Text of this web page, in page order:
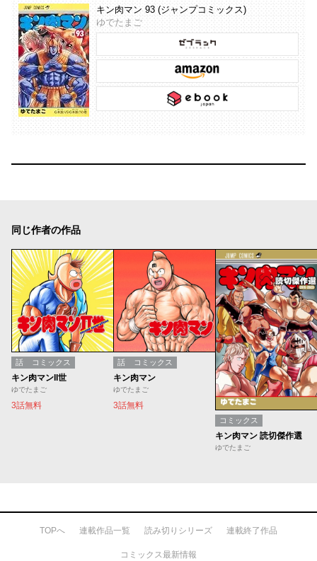
キン肉マン 93 (ジャンプコミックス)
ゆでたまご
同じ作者の作品
話 コミックス
キン肉マンII世
ゆでたまご
3話無料
話 コミックス
キン肉マン
ゆでたまご
3話無料
コミックス
キン肉マン 読切傑作選
ゆでたまご
TOPへ 連載作品一覧 読み切りシリーズ 連載終了作品
コミックス最新情報